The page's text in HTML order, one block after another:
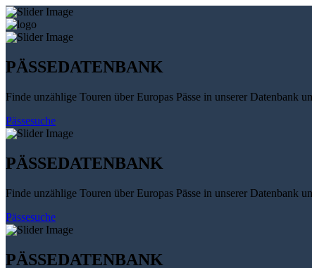
PÄSSEDATENBANK
Finde unzählige Touren über Europas Pässe in unserer Datenbank
Pässesuche
PÄSSEDATENBANK
Finde unzählige Touren über Europas Pässe in unserer Datenbank
Pässesuche
PÄSSEDATENBANK